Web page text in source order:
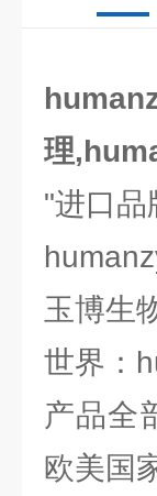
理
"进口品
玉博生
世界：
产品全
欧美国